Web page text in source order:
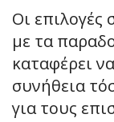
Οι επιλογές
με τα
καταφέρει
συνήθεια
για τους